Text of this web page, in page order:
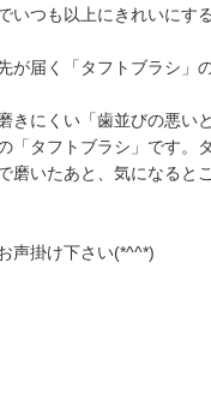
つも以上にきれいにす
届く「タフトブラシ」
にくい「歯並びの悪い
「タフトブラシ」です。
磨いたあと、気になると
声掛け下さい(*^^*)